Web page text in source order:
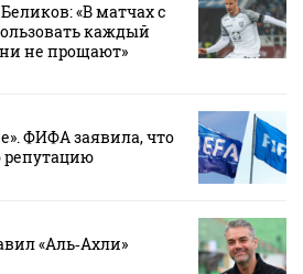
«В матчах с
каждый
не прощают»
ФИФА заявила, что
репутацию
«Аль‑Ахли»